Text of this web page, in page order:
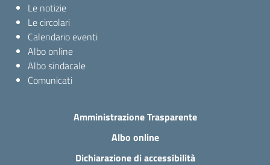
Le notizie
Le circolari
Calendario eventi
Albo online
Albo sindacale
Comunicati
Amministrazione Trasparente
Albo online
Dichiarazione di accessibilità